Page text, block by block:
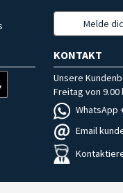
Melde
KONTAKT
Unsere
Freitag von 9.00
WhatsApp
Email